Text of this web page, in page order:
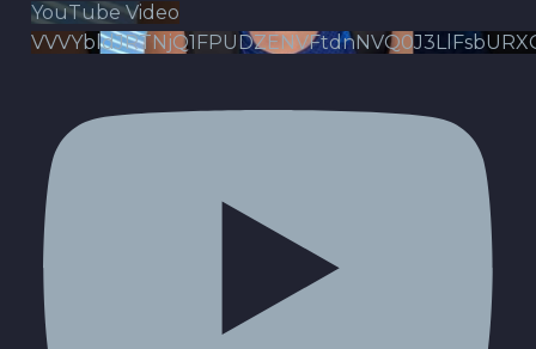
YouTube Video